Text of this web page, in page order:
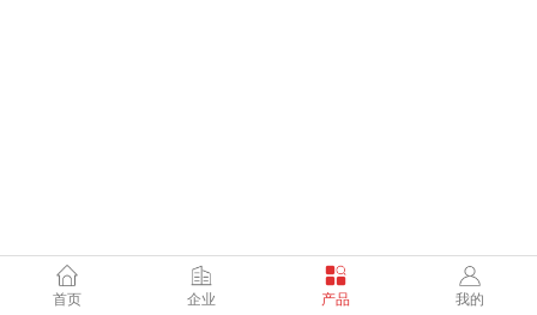
首页 企业 产品 我的